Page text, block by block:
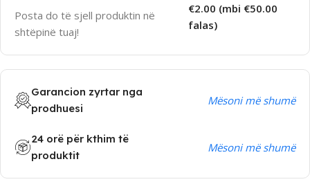
Posta do të sjell produktin në
shtëpinë tuaj!
€2.00 (mbi €50.00
falas)
Garancion zyrtar nga
prodhuesi
Mësoni më shumë
24 orë për kthim të
produktit
Mësoni më shumë